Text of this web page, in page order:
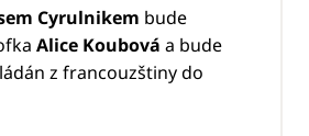
Cyrulnikem bude
Alice Koubová a bude
z francouzštiny do